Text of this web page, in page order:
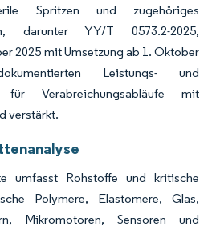
Spritzen und zugehöriges
darunter YY/T 0573.2-2025,
2025 mit Umsetzung ab 1. Oktober
Leistungs- und
für Verabreichungsabläufe mit
verstärkt.
umfasst Rohstoffe und kritische
Polymere, Elastomere, Glas,
Mikromotoren, Sensoren und